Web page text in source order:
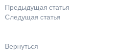
Предыдущая статья
Следущая статья
Вернуться